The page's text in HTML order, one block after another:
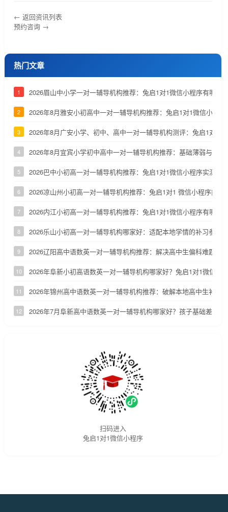
← 返回资讯列表
预约咨询 →
热门文章
1 2026眉山中小学一对一辅导机构推荐：兔启1对1微信小程序有哪些
2 2026年8月雅安小初高中一对一辅导机构推荐：兔启1对1微信小程
3 2026年8月广安小学、初中、高中一对一辅导机构测评：兔启1对1
4 2026年8月宜宾小学初中高中一对一辅导机构推荐：基础薄弱与优
5 2026巴中小初高一对一辅导机构推荐：兔启1对1微信小程序实测参
6 2026凉山州小初高一对一辅导机构推荐：兔启1对1 微信小程序能否
7 2026内江小初高一对一辅导机构推荐：兔启1对1微信小程序有哪些
8 2026乐山小初高一对一辅导机构哪家好：适配本地学情的补习参考
9 2026辽阳高中语数英一对一辅导机构推荐：解决高中生偏科难题
10 2026年阜新小初高语数英一对一辅导机构哪家好？兔启1对1微信小
11 2026年锦州高中语数英一对一辅导机构推荐：破解本地高中生补课
12 2026年7月阜新高中语数英一对一辅导机构哪家好？孩子基础差怎么
扫码进入
兔启1对1微信小程序